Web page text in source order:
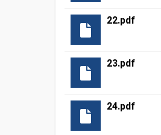
22.pdf
23.pdf
24.pdf